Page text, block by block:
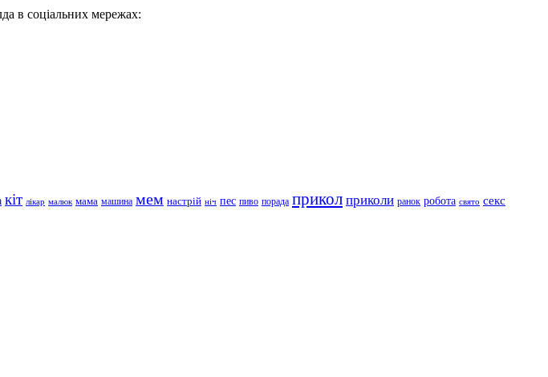
в соціальних мережах:
кіт лікар малюк мама машина мем настрій ніч пес пиво порада прикол приколи ранок робота свято секс